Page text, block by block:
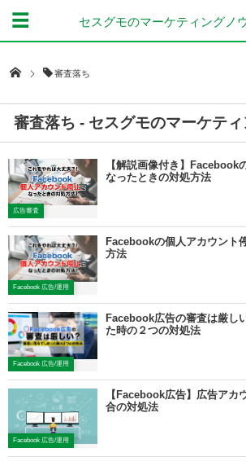
セスグモのマーケティングノ
審査落ち
審査落ち - セスグモのマーケテ
広告審査
【解説画像付き】Facebook
なったときの対処方法
Facebook 広告/運用
Facebookの個人アカウント
方法
Facebook 広告/運用
Facebook広告の審査は厳し
た時の２つの対処法
Facebook 広告/運用
【Facebook広告】広告アカ
合の対処法